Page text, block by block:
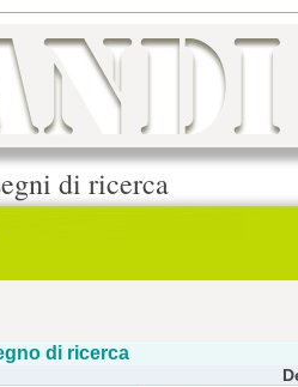
di ricerca
di ricerca